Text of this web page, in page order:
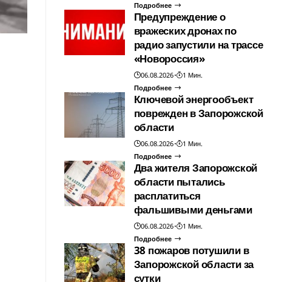
Подробнее
Предупреждение о
вражеских дронах по
радио запустили на трассе
«Новороссия»
06.08.2026
1 Мин.
Подробнее
Ключевой энергообъект
поврежден в Запорожской
области
06.08.2026
1 Мин.
Подробнее
Два жителя Запорожской
области пытались
расплатиться
фальшивыми деньгами
06.08.2026
1 Мин.
Подробнее
38 пожаров потушили в
Запорожской области за
сутки